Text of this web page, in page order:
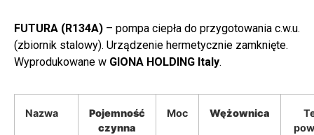
FUTURA (R134A) – pompa ciepła do przygotowania c.w.u.
(zbiornik stalowy). Urządzenie hermetycznie zamknięte.
Wyprodukowane w GIONA HOLDING Italy.
Nazwa
Pojemność
czynna
Moc Wężownica